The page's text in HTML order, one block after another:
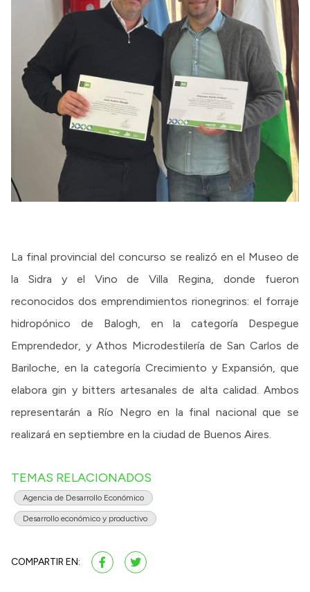
La final provincial del concurso se realizó en el Museo de
la Sidra y el Vino de Villa Regina, donde fueron
reconocidos dos emprendimientos rionegrinos: el forraje
hidropónico de Balogh, en la categoría Despegue
Emprendedor, y Athos Microdestilería de San Carlos de
Bariloche, en la categoría Crecimiento y Expansión, que
elabora gin y bitters artesanales de alta calidad. Ambos
representarán a Río Negro en la final nacional que se
realizará en septiembre en la ciudad de Buenos Aires.
TEMAS RELACIONADOS
Agencia de Desarrollo Económico
Desarrollo económico y productivo
COMPARTIR EN: